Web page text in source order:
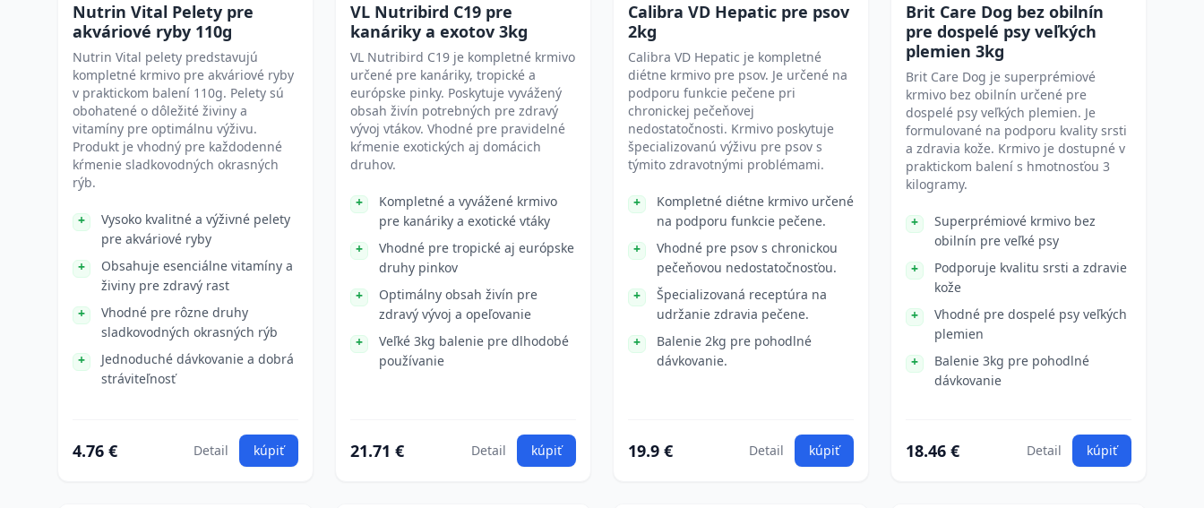
Nutrin Vital Pelety pre
akváriové ryby 110g
Nutrin Vital pelety predstavujú
kompletné krmivo pre akváriové ryby
v praktickom balení 110g. Pelety sú
obohatené o dôležité živiny a
vitamíny pre optimálnu výživu.
Produkt je vhodný pre každodenné
kŕmenie sladkovodných okrasných
rýb.
Vysoko kvalitné a výživné pelety
pre akváriové ryby
Obsahuje esenciálne vitamíny a
živiny pre zdravý rast
Vhodné pre rôzne druhy
sladkovodných okrasných rýb
Jednoduché dávkovanie a dobrá
stráviteľnosť
4.76 € Detail kúpiť
VL Nutribird C19 pre
kanáriky a exotov 3kg
VL Nutribird C19 je kompletné krmivo
určené pre kanáriky, tropické a
európske pinky. Poskytuje vyvážený
obsah živín potrebných pre zdravý
vývoj vtákov. Vhodné pre pravidelné
kŕmenie exotických aj domácich
druhov.
Kompletné a vyvážené krmivo
pre kanáriky a exotické vtáky
Vhodné pre tropické aj európske
druhy pinkov
Optimálny obsah živín pre
zdravý vývoj a opeľovanie
Veľké 3kg balenie pre dlhodobé
používanie
21.71 € Detail kúpiť
Calibra VD Hepatic pre psov
2kg
Calibra VD Hepatic je kompletné
diétne krmivo pre psov. Je určené na
podporu funkcie pečene pri
chronickej pečeňovej
nedostatočnosti. Krmivo poskytuje
špecializovanú výživu pre psov s
týmito zdravotnými problémami.
Kompletné diétne krmivo určené
na podporu funkcie pečene.
Vhodné pre psov s chronickou
pečeňovou nedostatočnosťou.
Špecializovaná receptúra na
udržanie zdravia pečene.
Balenie 2kg pre pohodlné
dávkovanie.
19.9 € Detail kúpiť
Brit Care Dog bez obilnín
pre dospelé psy veľkých
plemien 3kg
Brit Care Dog je superprémiové
krmivo bez obilnín určené pre
dospelé psy veľkých plemien. Je
formulované na podporu kvality srsti
a zdravia kože. Krmivo je dostupné v
praktickom balení s hmotnosťou 3
kilogramy.
Superprémiové krmivo bez
obilnín pre veľké psy
Podporuje kvalitu srsti a zdravie
kože
Vhodné pre dospelé psy veľkých
plemien
Balenie 3kg pre pohodlné
dávkovanie
18.46 € Detail kúpiť